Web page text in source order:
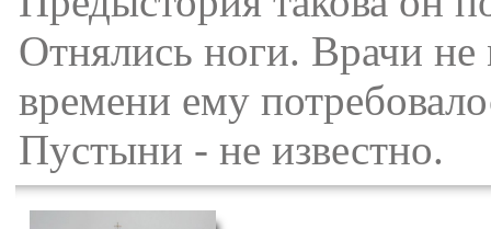
Отнялись ноги. Врачи
времени ему
Пустыни - не известно.